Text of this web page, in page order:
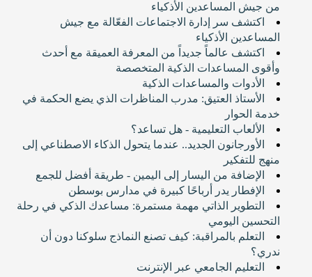
من جيش المساعدين الأذكياء
اكتشف سر إدارة الاجتماعات الفعّالة مع جيش
المساعدين الأذكياء
اكتشف عالماً جديداً من المعرفة العميقة مع أحدث
وأقوى المساعدات الذكية المتخصصة
الأدوات والمساعدات الذكية
الأستاذ العتيق: مدرب المناظرات الذي يضع الحكمة في
خدمة الحوار
الألعاب التعليمية - هل تساعد؟
الأورجانون الجديد.. عندما يتحول الذكاء الاصطناعي إلى
منهج للتفكير
الإضافة من اليسار إلى اليمين - طريقة أفضل للجمع
الإفطار يدر أرباحًا كبيرة في مدارس بوسطن
التطوير الذاتي مهمة مستمرة: مساعدك الذكي في رحلة
التحسين اليومي
التعلم بالمراقبة: كيف تصنع النماذج سلوكنا دون أن
ندري؟
التعليم الجامعي عبر الإنترنت